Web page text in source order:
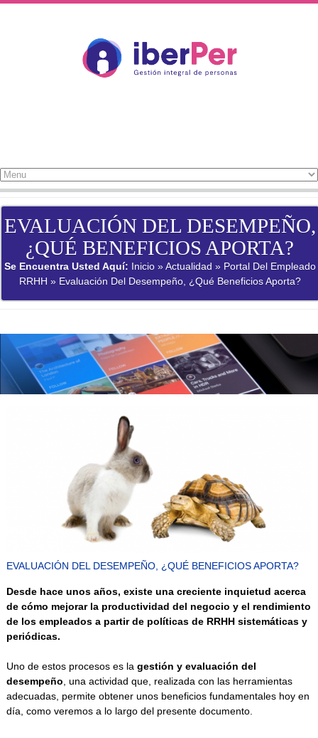
Pasar al contenido principal
EVALUACIÓN DEL DESEMPEÑO,
¿QUÉ BENEFICIOS APORTA?
SE ENCUENTRA USTED AQUÍ
Se Encuentra Usted Aquí: Inicio»Actualidad » Portal Del Empleado
RRHH » Evaluación Del Desempeño, ¿qué Beneficios Aporta?
EVALUACIÓN DEL DESEMPEÑO, ¿QUÉ BENEFICIOS APORTA?
Desde hace unos años, existe una creciente inquietud acerca
de cómo mejorar la productividad del negocio y el rendimiento
de los empleados a partir de políticas de RRHH sistemáticas y
periódicas.
Uno de estos procesos es lagestión y evaluación del
desempeño , una actividad que, realizada con las herramientas
adecuadas, permite obtener unos beneficios fundamentales hoy en
día, como veremos a lo largo del presente documento.